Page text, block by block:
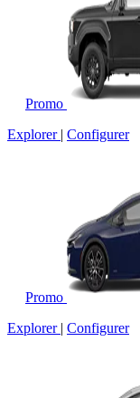
Promo
Explorer | Configurer
Promo
Explorer | Configurer